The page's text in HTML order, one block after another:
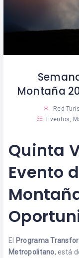
Montaña
Red
Eventos,
Quinta
Evento
El Programa
Metropolitano, está